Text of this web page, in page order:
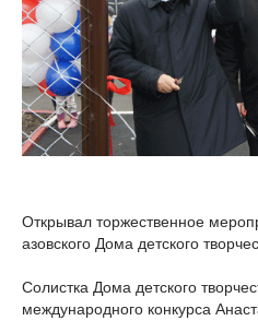
Открывал торжественное
азовского Дома детского
Солистка Дома детского
международного конкурса